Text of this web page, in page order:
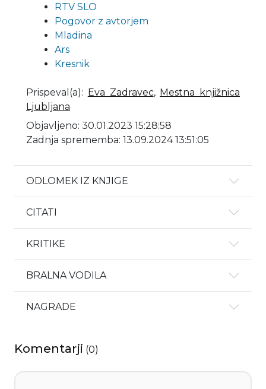
RTV SLO
Pogovor z avtorjem
Mladina
Ars
Kresnik
Prispeval(a): Eva Zadravec, Mestna knjižnica
Ljubljana
Objavljeno: 30.01.2023 15:28:58
Zadnja sprememba: 13.09.2024 13:51:05
ODLOMEK IZ KNJIGE
CITATI
KRITIKE
BRALNA VODILA
NAGRADE
Komentarji (0)